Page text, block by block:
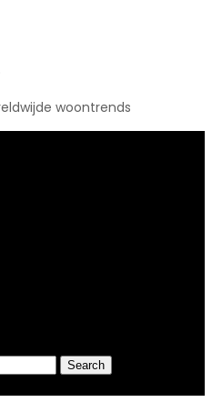
woontrends
Search